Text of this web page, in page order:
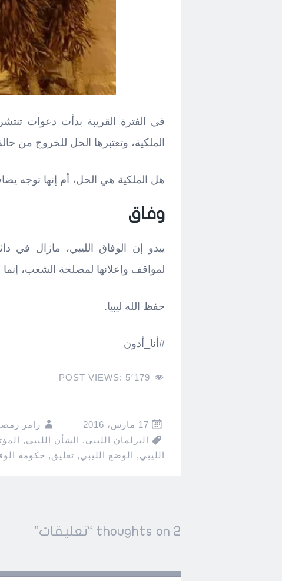
في الفترة القريبة بدأت دعوات
الملكية، وتعتبرها الحل للخروج من حالة الأزمة
هل الملكية هي الحل، أم إنها توجه
وفاق
يبدو إن الوفاق الليبي، مازال في
لمواقف وإعلانها لمصلحة الشعب،
حفظ الله ليبيا.
#أنا_أدون
POST VIEWS: 5٬179
17 مارس، 2016
رامز
البرلمان الليبي, الشأن الليبي,
الليبي, الوضع الليبي, تعليق, حكومة
Post
navigation ←
→
2 thoughts on “ تعليقات”